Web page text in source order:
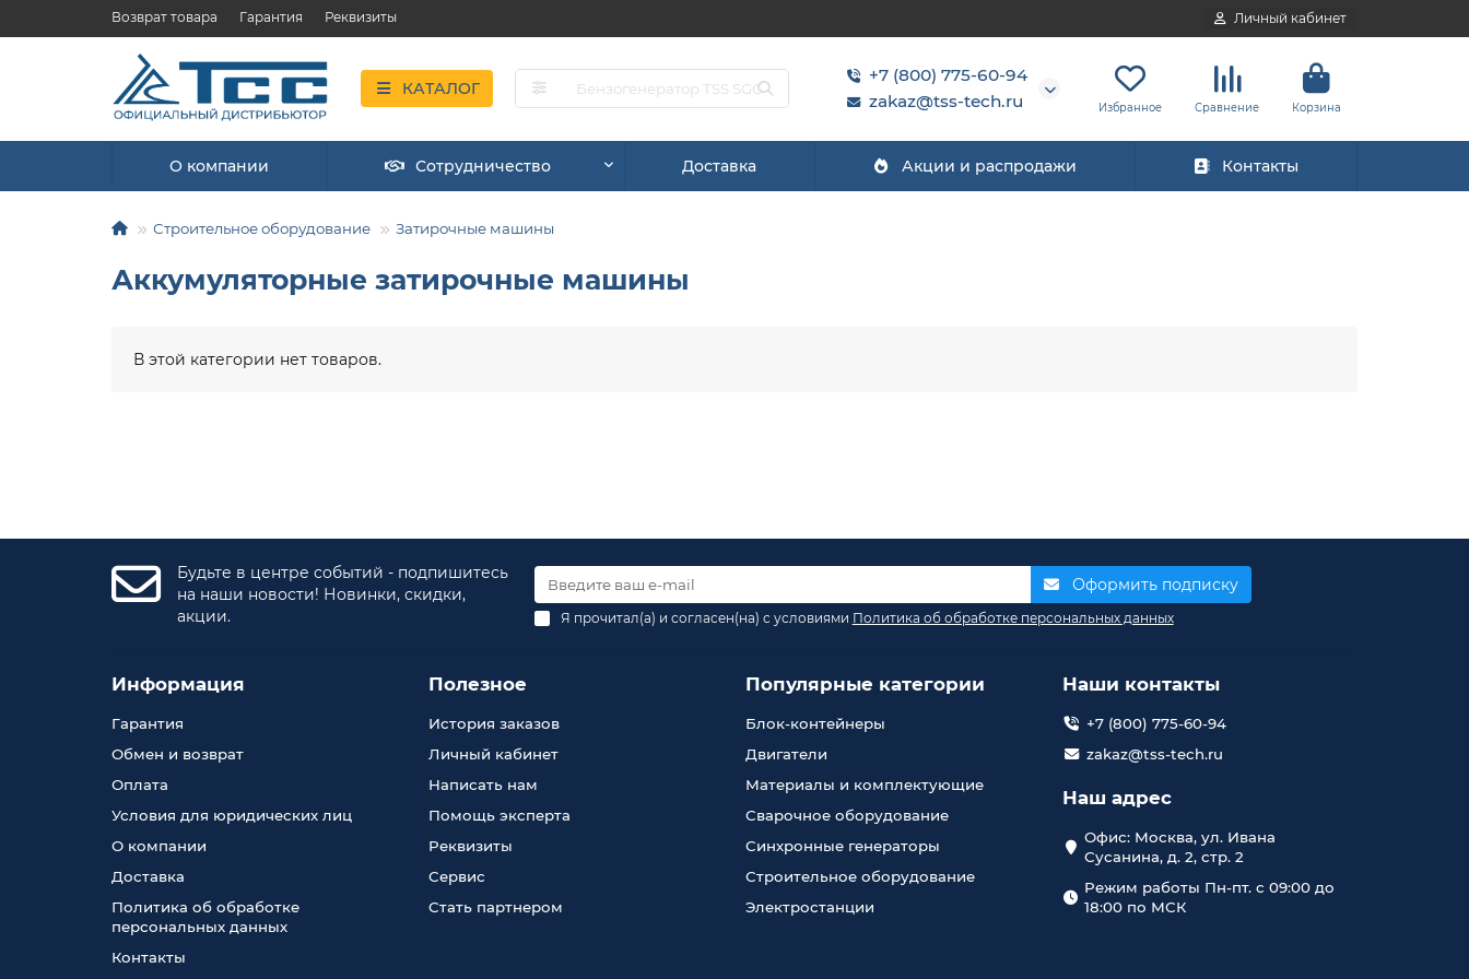
Возврат товара Гарантия Реквизиты Личный кабинет
КАТАЛОГ
+7 (800) 775-60-94
zakaz@tss-tech.ru
Избранное Сравнение Корзина
О компании Сотрудничество Доставка Акции и распродажи Контакты
Строительное оборудование Затирочные машины
Аккумуляторные затирочные машины
В этой категории нет товаров.
Будьте в центре событий - подпишитесь
на наши новости! Новинки, скидки,
акции.
Оформить подписку
Я прочитал(а) и согласен(на) с условиями Политика об обработке персональных данных
Информация
Гарантия
Обмен и возврат
Оплата
Условия для юридических лиц
О компании
Доставка
Политика об обработке
персональных данных
Контакты
Полезное
История заказов
Личный кабинет
Написать нам
Помощь эксперта
Реквизиты
Сервис
Стать партнером
Популярные категории
Блок-контейнеры
Двигатели
Материалы и комплектующие
Сварочное оборудование
Синхронные генераторы
Строительное оборудование
Электростанции
Наши контакты
+7 (800) 775-60-94
zakaz@tss-tech.ru
Наш адрес
Офис: Москва, ул. Ивана
Сусанина, д. 2, стр. 2
Режим работы Пн-пт. с 09:00 до
18:00 по МСК